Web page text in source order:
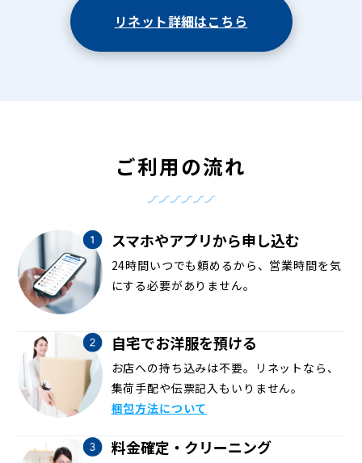
リネット詳細はこちら
ご利用の流れ
スマホやアプリから申し込む
24時間いつでも頼めるから、営業時間を気
にする必要がありません。
自宅でお洋服を預ける
お店への持ち込みは不要。リネットなら、
集荷手配や伝票記入もいりません。
梱包方法について
料金確定・クリーニング